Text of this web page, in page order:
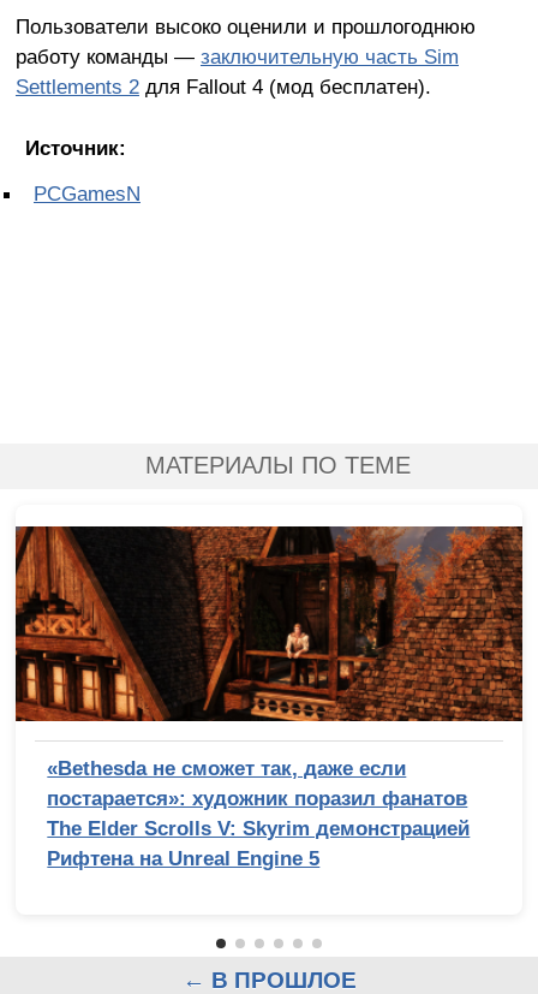
Пользователи высоко оценили и прошлогоднюю
работу команды — заключительную часть Sim
Settlements 2для Fallout 4 (мод бесплатен).
Источник:
PCGamesN
МАТЕРИАЛЫ ПО ТЕМЕ
«Bethesda не сможет так, даже если
постарается»: художник поразил фанатов
The Elder Scrolls V: Skyrim демонстрацией
Рифтена на Unreal Engine 5
← В ПРОШЛОЕ